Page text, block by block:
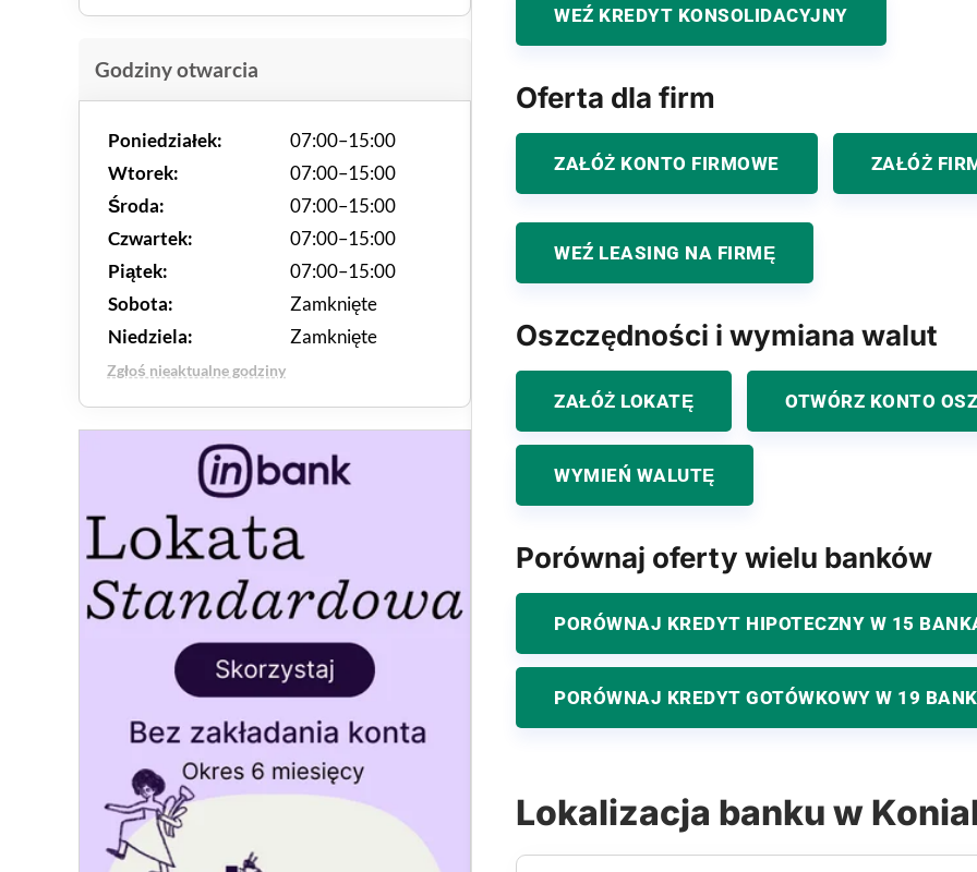
Godziny otwarcia
Poniedziałek:
07:00–15:00
Wtorek:
07:00–15:00
Środa:
07:00–15:00
Czwartek:
07:00–15:00
Piątek:
07:00–15:00
Sobota:
Zamknięte
Niedziela:
Zamknięte
Zgłoś nieaktualne godziny
WEŹ KREDYT KONSOLIDACYJNY
Oferta dla firm
ZAŁÓŻ KONTO FIRMOWE ZAŁÓŻ
WEŹ LEASING NA FIRMĘ
Oszczędności i wymiana walut
ZAŁÓŻ LOKATĘ OTWÓRZ KONTO
WYMIEŃ WALUTĘ
Porównaj oferty wielu banków
PORÓWNAJ KREDYT HIPOTECZNY W 15
PORÓWNAJ KREDYT GOTÓWKOWY W 19
Lokalizacja banku w